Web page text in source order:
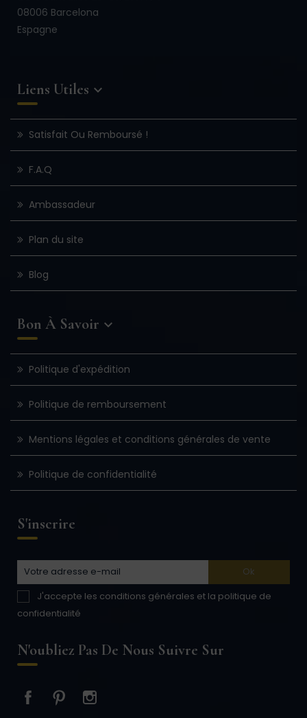
08006 Barcelona
Espagne
Liens Utiles 
Satisfait Ou Remboursé !
F.A.Q
Ambassadeur
Plan du site
Blog
Bon À Savoir 
Politique d'expédition
Politique de remboursement
Mentions légales et conditions générales de vente
Politique de confidentialité
S'inscrire
J'accepte les conditions générales et la politique de
confidentialité
N'oubliez Pas De Nous Suivre Sur
FacebookPinterest